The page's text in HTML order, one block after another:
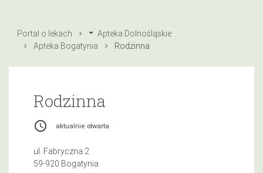
Portal o lekach
Apteka Dolnośląskie
Apteka Bogatynia
Rodzinna
Rodzinna
access_time aktualnie otwarta
ul. Fabryczna 2
59-920 Bogatynia